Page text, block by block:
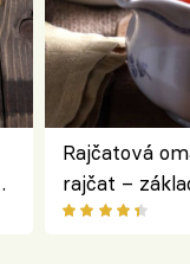
Rajčatová
rajčat –